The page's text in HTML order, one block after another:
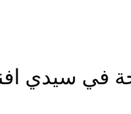
في سيدي